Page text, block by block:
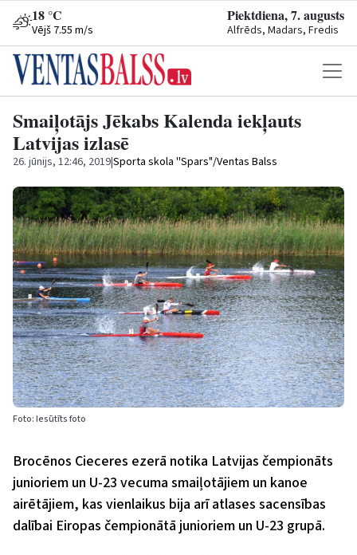
18 °C
Vējš 7.55 m/s
Piektdiena, 7. augusts
Alfrēds, Madars, Fredis
Smaiļotājs Jēkabs Kalenda iekļauts
Latvijas izlasē
26. jūnijs, 12:46, 2019|Sporta skola ''Spars"/Ventas Balss
Foto: Iesūtīts foto
Brocēnos Cieceres ezerā notika Latvijas čempionāts
junioriem un U-23 vecuma smaiļotājiem un kanoe
airētājiem, kas vienlaikus bija arī atlases sacensības
dalībai Eiropas čempionātā junioriem un U-23 grupā.